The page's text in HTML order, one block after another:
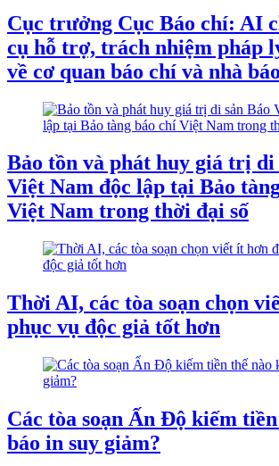
Cục trưởng Cục Báo chí: AI
cụ hỗ trợ, trách nhiệm pháp
về cơ quan báo chí và nhà báo
Bảo tồn và phát huy giá trị di
Việt Nam độc lập tại Bảo
Việt Nam trong thời đại số
Thời AI, các tòa soạn chọn
phục vụ độc giả tốt hơn
Các tòa soạn Ấn Độ kiếm
báo in suy giảm?